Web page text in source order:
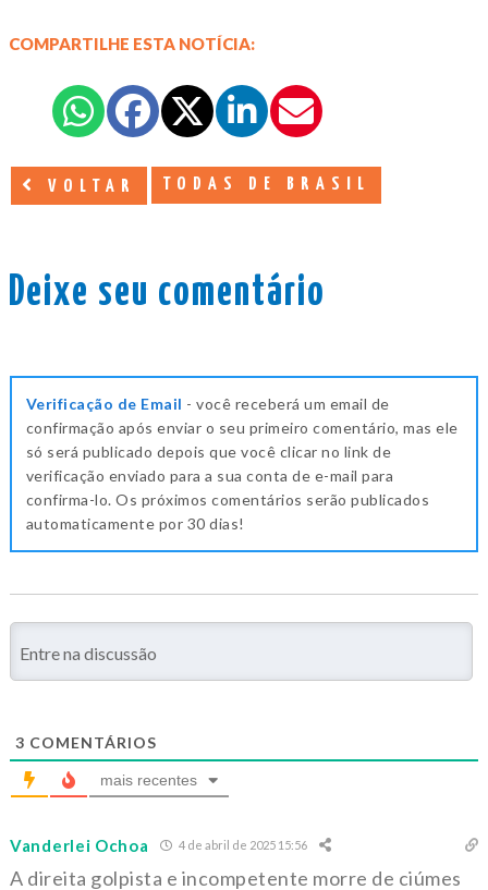
COMPARTILHE ESTA NOTÍCIA:
VOLTAR TODAS DE BRASIL
Deixe seu comentário
Verificação de Email - você receberá um email de
confirmação após enviar o seu primeiro comentário, mas ele
só será publicado depois que você clicar no link de
verificação enviado para a sua conta de e-mail para
confirma-lo. Os próximos comentários serão publicados
automaticamente por 30 dias!
3 COMENTÁRIOS
mais recentes
Vanderlei Ochoa 4 de abril de 2025 15:56
A direita golpista e incompetente morre de ciúmes